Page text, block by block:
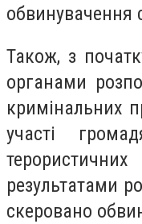
обвинувачення
Також, з
органами
кримінальних
участі
результатами
скеровано